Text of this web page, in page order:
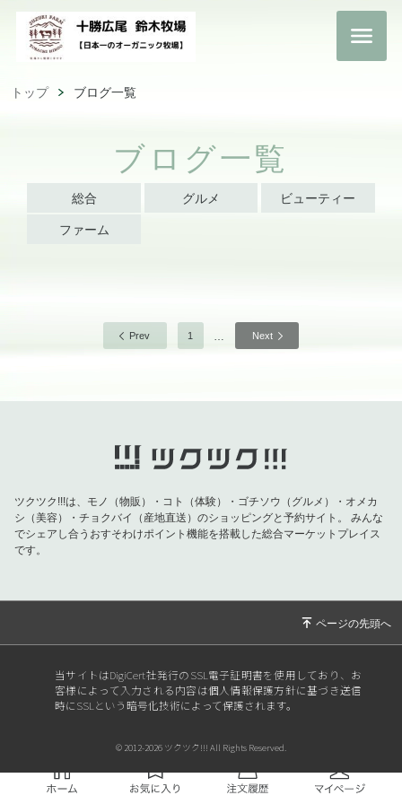
トップ ブログ一覧
ブログ一覧
総合 グルメ ビューティー
ファーム
Prev 1 Next
ツクツク!!!は、モノ（物販）・コト（体験）・ゴチソウ（グルメ）・オメカ
シ（美容）・チョクバイ（産地直送）のショッピングと予約サイト。
みんな
でシェアし合うおすそわけポイント機能を搭載した総合マーケットプレイス
です。
当サイトはDigiCert社発行のSSL電子証明書を使用しており、お
客様によって入力される内容は個人情報保護方針に基づき送信
時にSSLという暗号化技術によって保護されます。
© 2012-2026 ツクツク!!! All Rights Reserved.